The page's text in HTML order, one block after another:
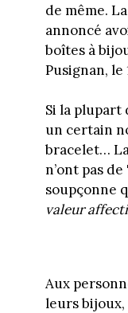
de même.
annoncé
boîtes à
Pusignan, le
Si la plupart
un certain
bracelet…
n’ont pas de
soupçonne
valeur
Aux
leurs bijoux,